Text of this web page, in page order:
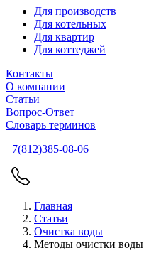
Для производств
Для котельных
Для квартир
Для коттеджей
Контакты
О компании
Статьи
Вопрос-Ответ
Словарь терминов
+7(812)385-08-06
Главная
Статьи
Очистка воды
Методы очистки воды